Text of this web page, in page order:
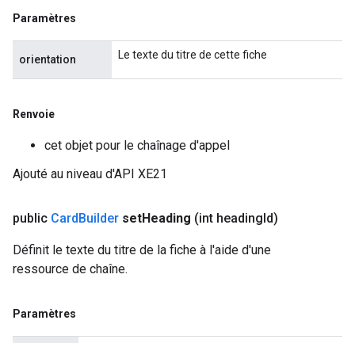
Paramètres
orientation Le texte du titre de cette fiche
Renvoie
cet objet pour le chaînage d'appel
Ajouté au niveau d'API XE21
public CardBuilder setHeading (int headingId)
Définit le texte du titre de la fiche à l'aide d'une
ressource de chaîne.
Paramètres